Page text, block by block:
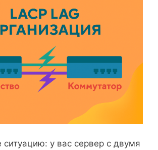
ситуацию: у вас сервер с двумя